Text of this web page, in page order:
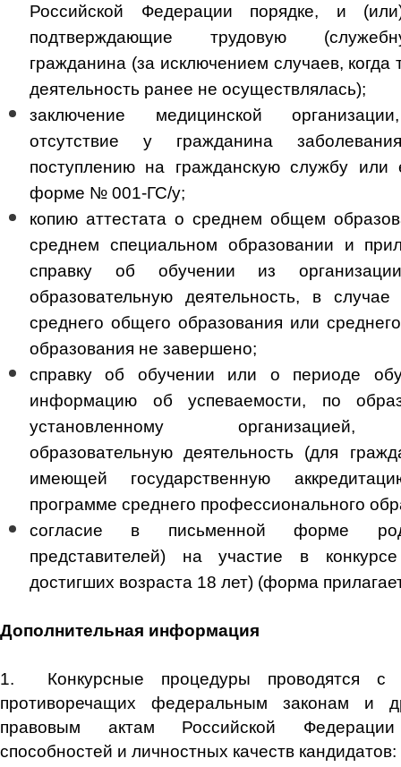
Российской Федерации порядке, и
подтверждающие трудовую
гражданина (за исключением случаев, когда
деятельность ранее не осуществлялась);
заключение медицинской
отсутствие у гражданина
поступлению на гражданскую службу
форме № 001-ГС/у;
копию аттестата о среднем общем
среднем специальном образовании и
справку об обучении из
образовательную деятельность, в
среднего общего образования или
образования не завершено;
справку об обучении или о периоде
информацию об успеваемости, по
установленному организацией,
образовательную деятельность (для
имеющей государственную
программе среднего профессионального
согласие в письменной форме
представителей) на участие в
достигших возраста 18 лет) (форма
Дополнительная информация
1. Конкурсные процедуры проводятся с
противоречащих федеральным законам и
правовым актам Российской
способностей и личностных качеств кандидатов: